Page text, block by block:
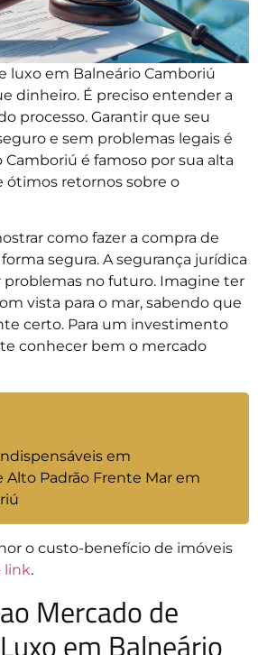
luxo em Balneário Camboriú
dinheiro. É preciso entender a
processo. Garantir que seu
e sem problemas legais é
Camboriú é famoso por sua alta
ótimos retornos sobre o
como fazer a compra de
segura. A segurança jurídica
problemas no futuro. Imagine ter
vista para o mar, sabendo que
certo. Para um investimento
conhecer bem o mercado
em
Padrão Frente Mar em
o custo-benefício de imóveis
link.
Mercado de
em Balneário